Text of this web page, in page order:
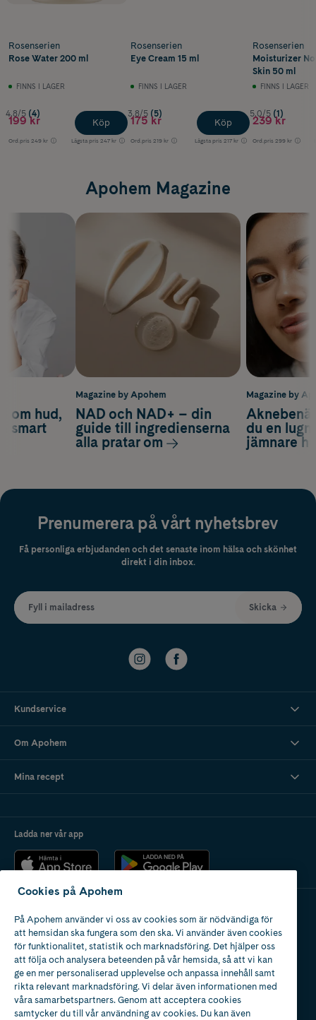
Rosenserien
Rose Water 200 ml
FINNS I LAGER
4.8/5 (4)
199 kr
Ord.pris 249 kr Lägsta pris 247 kr
Köp
Rosenserien
Eye Cream 15 ml
FINNS I LAGER
3.8/5 (5)
175 kr
Ord.pris 219 kr Lägsta pris 217 kr
Köp
Rosenserien
Moisturizer
Skin 50 ml
FINNS I LAGER
5.0/5 (1)
239 kr
Ord.pris 299 kr
Apohem Magazine
Magazine by
du en
jämnare
om hud,
smart
Magazine by Apohem
NAD och NAD+ – din
guide till ingredienserna
alla pratar om
Prenumerera på vårt nyhetsbrev
Få personliga erbjudanden och det senaste inom hälsa och skönhet
direkt i din inbox.
Fyll i mailadress Skicka
Kundservice
Om Apohem
Mina recept
Ladda ner vår app
Apotek med tillstånd
av Läkemedelsverket
Cookies på Apohem
På Apohem använder vi oss av cookies som är nödvändiga för
att hemsidan ska fungera som den ska. Vi använder även cookies
för funktionalitet, statistik och marknadsföring. Det hjälper oss
att följa och analysera beteenden på vår hemsida, så att vi kan
ge en mer personaliserad upplevelse och anpassa innehåll samt
rikta relevant marknadsföring. Vi delar även informationen med
våra samarbetspartners. Genom att acceptera cookies
samtycker du till vår användning av cookies. Du kan även